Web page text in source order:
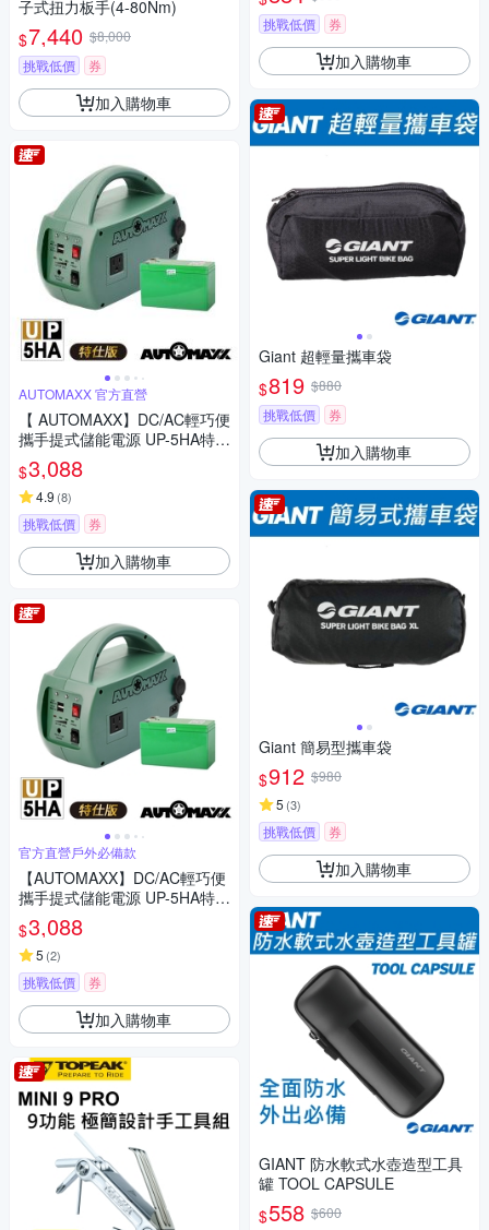
子式扭力板手(4-80Nm)
$7,440 $8,000
挑戰低價
券
加入購物車
AUTOMAXX 官方直營
【 AUTOMAXX】DC/AC輕巧便
攜手提式儲能電源 UP-5HA特仕
版
$3,088
4.9 (8)
挑戰低價 券
加入購物車
官方直營戶外必備款
【AUTOMAXX】DC/AC輕巧便
攜手提式儲能電源 UP-5HA特仕
版 (附贈BSMI認證鋰鐵電池)
$3,088
5 (2)
挑戰低價 券
加入購物車
挑戰低價
券
加入購物車
Giant 超輕量攜車袋
$819 $880
挑戰低價
券
加入購物車
Giant 簡易型攜車袋
$912 $980
5 (3)
挑戰低價 券
加入購物車
GIANT 防水軟式水壺造型工具
罐 TOOL CAPSULE
$558 $600